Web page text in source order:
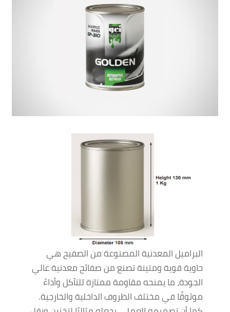
البراميل المعدنية المصنوعة من الصفيح هي
حاوية قوية ومتينة تصنع من صفائح معدنية عالي
الجودة، ما يمنحه مقاومة ممتازة للتآكل وأداءً
موثوقًا في مختلف الظروف الداخلية والخارجية.